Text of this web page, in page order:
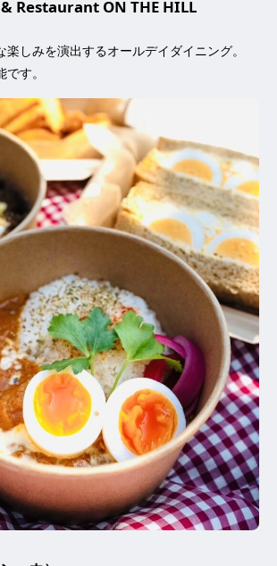
Restaurant ON THE HILL
しみを演出するオールデイダイニング。
す。